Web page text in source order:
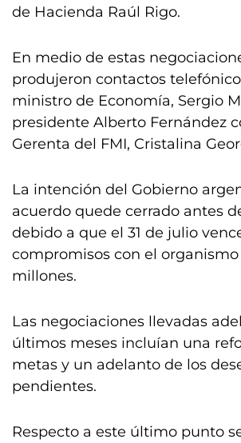
de Hacienda Raúl Rigo.
En medio de estas
produjeron contactos
ministro de Economía, Sergio
presidente Alberto Fernández
Gerenta del FMI, Cristalina
La intención del Gobierno
acuerdo quede cerrado antes
debido a que el 31 de julio
compromisos con el organismo
millones.
Las negociaciones llevadas
últimos meses incluían una
metas y un adelanto de los
pendientes.
Respecto a este último punto